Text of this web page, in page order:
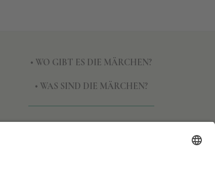
• WO GIBT ES DIE MÄRCHEN?
• WAS SIND DIE MÄRCHEN?